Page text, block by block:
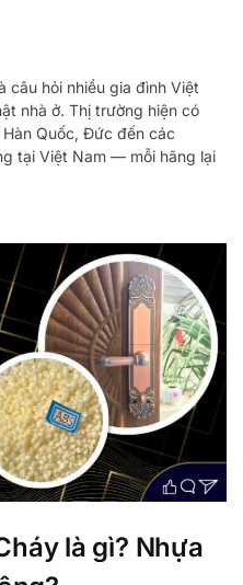
câu hỏi nhiều gia đình Việt
nhà ở. Thị trường hiện có
Quốc, Đức đến các
tại Việt Nam — mỗi hãng lại
là gì? Nhựa